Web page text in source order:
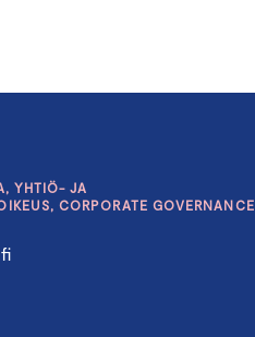
YHTIÖ- JA
CORPORATE GOVERNANCE